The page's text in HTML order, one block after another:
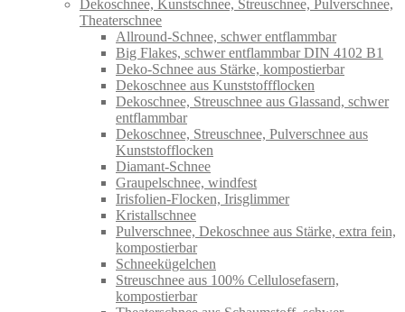
Dekoschnee, Kunstschnee, Streuschnee, Pulverschnee,
Theaterschnee
Allround-Schnee, schwer entflammbar
Big Flakes, schwer entflammbar DIN 4102 B1
Deko-Schnee aus Stärke, kompostierbar
Dekoschnee aus Kunststoffflocken
Dekoschnee, Streuschnee aus Glassand, schwer
entflammbar
Dekoschnee, Streuschnee, Pulverschnee aus
Kunststofflocken
Diamant-Schnee
Graupelschnee, windfest
Irisfolien-Flocken, Irisglimmer
Kristallschnee
Pulverschnee, Dekoschnee aus Stärke, extra fein,
kompostierbar
Schneekügelchen
Streuschnee aus 100% Cellulosefasern,
kompostierbar